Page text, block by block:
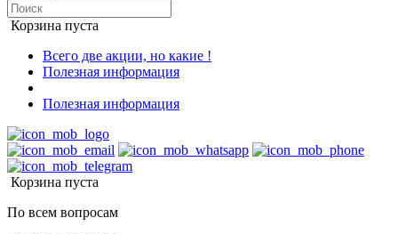
Корзина пуста
Всего две акции, но какие !
Полезная информация
Полезная информация
Корзина пуста
По всем вопросам